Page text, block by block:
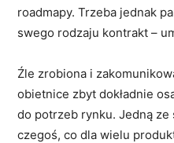
roadmapy. Trzeba jednak
swego rodzaju kontrakt –
Źle zrobiona i
obietnice zbyt dokładnie
do potrzeb rynku. Jedną
czegoś, co dla wielu